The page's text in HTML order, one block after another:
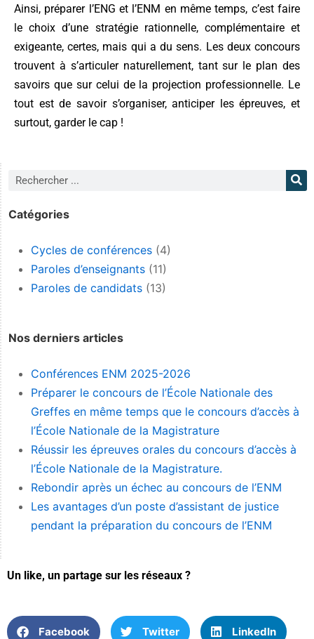
Ainsi, préparer l’ENG et l’ENM en même temps, c’est faire
le choix d’une stratégie rationnelle, complémentaire et
exigeante, certes, mais qui a du sens. Les deux concours
trouvent à s’articuler naturellement, tant sur le plan des
savoirs que sur celui de la projection professionnelle. Le
tout est de savoir s’organiser, anticiper les épreuves, et
surtout, garder le cap !
Catégories
Cycles de conférences (4)
Paroles d’enseignants (11)
Paroles de candidats (13)
Nos derniers articles
Conférences ENM 2025-2026
Préparer le concours de l’École Nationale des
Greffes en même temps que le concours d’accès à
l’École Nationale de la Magistrature
Réussir les épreuves orales du concours d’accès à
l’École Nationale de la Magistrature.
Rebondir après un échec au concours de l’ENM
Les avantages d’un poste d’assistant de justice
pendant la préparation du concours de l’ENM
Un like, un partage sur les réseaux ?
Facebook Twitter LinkedIn